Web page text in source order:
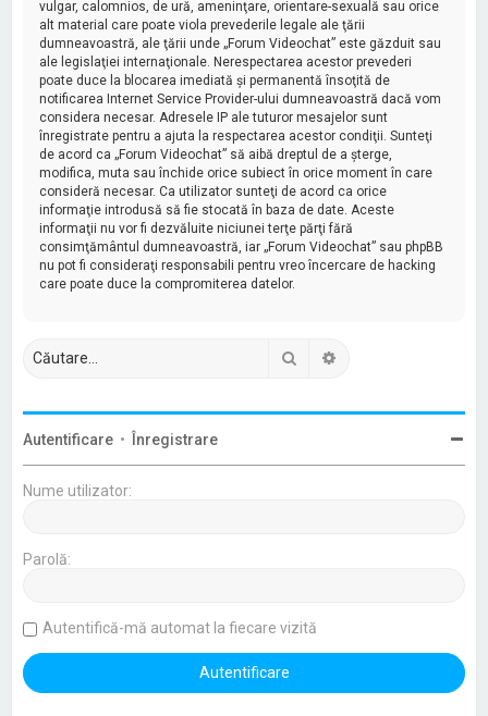
vulgar, calomnios, de ură, ameninţare, orientare-sexuală sau orice
alt material care poate viola prevederile legale ale ţării
dumneavoastră, ale ţării unde „Forum Videochat” este găzduit sau
ale legislaţiei internaţionale. Nerespectarea acestor prevederi
poate duce la blocarea imediată şi permanentă însoţită de
notificarea Internet Service Provider-ului dumneavoastră dacă vom
considera necesar. Adresele IP ale tuturor mesajelor sunt
înregistrate pentru a ajuta la respectarea acestor condiţii. Sunteţi
de acord ca „Forum Videochat” să aibă dreptul de a şterge,
modifica, muta sau închide orice subiect în orice moment în care
consideră necesar. Ca utilizator sunteţi de acord ca orice
informaţie introdusă să fie stocată în baza de date. Aceste
informaţii nu vor fi dezvăluite niciunei terţe părţi fără
consimţământul dumneavoastră, iar „Forum Videochat” sau phpBB
nu pot fi consideraţi responsabili pentru vreo încercare de hacking
care poate duce la compromiterea datelor.
Căutare
Autentificare • Înregistrare
Nume utilizator:
Parolă:
Autentifică-mă automat la fiecare vizită